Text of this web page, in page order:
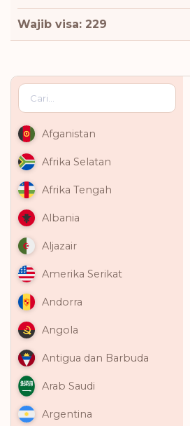
Wajib visa: 229
Afganistan
Afrika Selatan
Afrika Tengah
Albania
Aljazair
Amerika Serikat
Andorra
Angola
Antigua dan Barbuda
Arab Saudi
Argentina